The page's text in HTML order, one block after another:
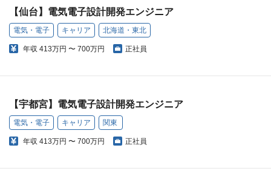
【仙台】電気電子設計開発エンジニア
電気・電子 キャリア 北海道・東北
年収 413万円 〜 700万円 正社員
【宇都宮】電気電子設計開発エンジニア
電気・電子 キャリア 関東
年収 413万円 〜 700万円 正社員